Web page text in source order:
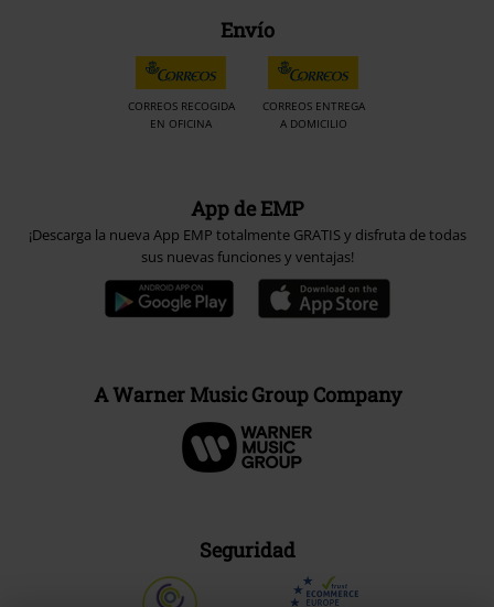
Envío
CORREOS RECOGIDA
EN OFICINA
CORREOS ENTREGA
A DOMICILIO
App de EMP
¡Descarga la nueva App EMP totalmente GRATIS y disfruta de todas
sus nuevas funciones y ventajas!
A Warner Music Group Company
Seguridad